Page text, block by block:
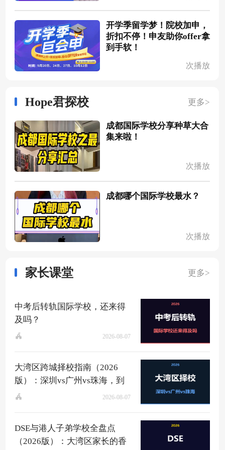
开学季留学梦！院校加申，
折扣不停！申友助你offer拿
到手软！
次播放
Hope君探校 更多>
成都国际学校分享种草大合
集来啦！
次播放
成都哪个国际学校最水？
次播放
家长课堂 更多>
中考后转轨国际学校，还来得
及吗？
2026-08-07
大湾区跨城择校指南（2026
版）：深圳vs广州vs珠海，到
底该去哪？
2026-08-07
DSE与港人子弟学校全盘点
（2026版）：大湾区家长的香